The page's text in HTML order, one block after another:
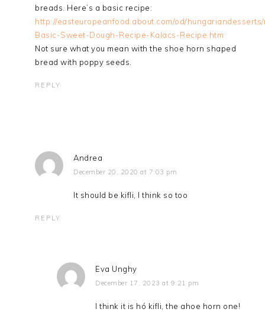
breads. Here’s a basic recipe:
http://easteuropeanfood.about.com/od/
Basic-Sweet-Dough-Recipe-Kalacs-Recipe.htm
Not sure what you mean with the shoe horn shaped
bread with poppy seeds.
REPLY
Andrea
December 20, 2020 at 7:03 pm
It should be kifli, I think so too
REPLY
Eva Unghy
December 17, 2023 at 9:21 pm
I think it is hó kifli, the ahoe horn one!